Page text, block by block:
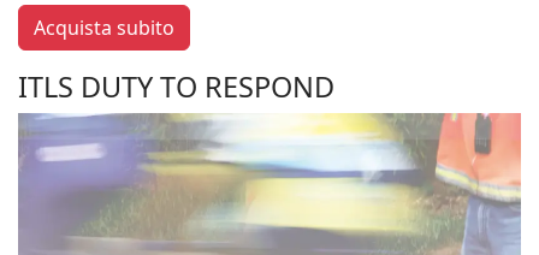
Acquista subito
ITLS DUTY TO RESPOND